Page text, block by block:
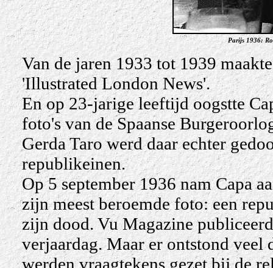
Parijs 1936:
Van de jaren 1933 tot 1939
'Illustrated London News'.
En op 23-jarige leeftijd oogstte
foto's van de Spaanse
Gerda Taro werd daar echter
republikeinen.
Op 5 september 1936 nam Capa
zijn meest beroemde foto: een
zijn dood. Vu Magazine
verjaardag. Maar er ontstond veel
werden vraagtekens gezet bij de